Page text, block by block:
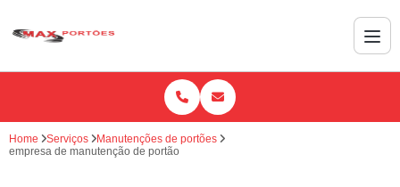
Home Serviços
Manutenções de portões
empresa de manutenção de portão